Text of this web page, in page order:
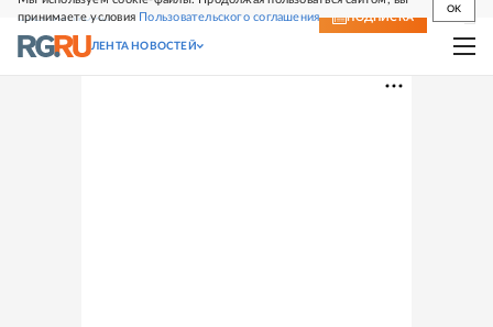
принимаете условия Пользовательского соглашения
OK
СВЕЖИЙ НОМЕР ПОДПИСКА
ЛЕНТА НОВОСТЕЙ